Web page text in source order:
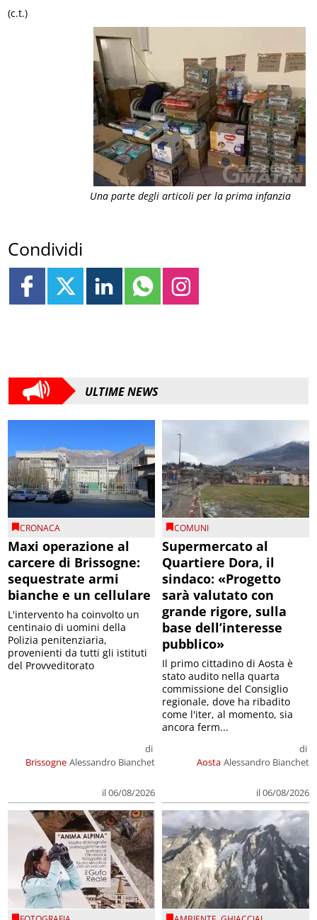
(c.t.)
Una parte degli articoli per la prima infanzia
Condividi
ULTIME NEWS
CRONACA
Maxi operazione al
carcere di Brissogne:
sequestrate armi
bianche e un cellulare
Brissogne
di
Alessandro Bianchet
il 06/08/2026
L'intervento ha coinvolto un
centinaio di uomini della
Polizia penitenziaria,
provenienti da tutti gli istituti
del Provveditorato
COMUNI
Supermercato al
Quartiere Dora, il
sindaco: «Progetto
sarà valutato con
grande rigore, sulla
base dell’interesse
pubblico»
Aosta
di
Alessandro Bianchet
il 06/08/2026
Il primo cittadino di Aosta è
stato audito nella quarta
commissione del Consiglio
regionale, dove ha ribadito
come l'iter, al momento, sia
ancora ferm...